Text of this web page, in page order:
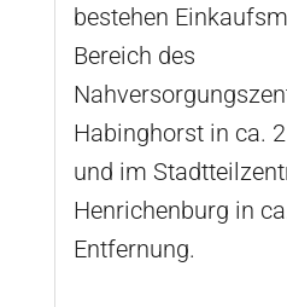
bestehen
Bereich des
Habinghorst in ca.
und im
Henrichenburg in
Entfernung.